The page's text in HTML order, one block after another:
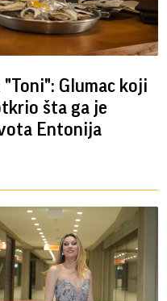
Glumac koji
šta ga je
Entonija